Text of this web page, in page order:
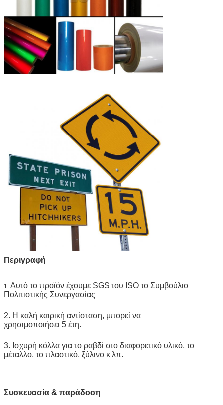
Περιγραφή
1. Αυτό το προϊόν έχουμε SGS του ISO το Συμβούλιο
Πολιτιστικής Συνεργασίας
2. Η καλή καιρική αντίσταση, μπορεί να
χρησιμοποιήσει 5 έτη.
3. Ισχυρή κόλλα για το ραβδί στο διαφορετικό υλικό, το
μέταλλο, το πλαστικό, ξύλινο κ.λπ.
Συσκευασία & παράδοση